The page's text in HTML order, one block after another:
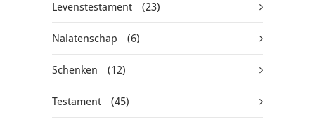
Levenstestament (23)
Nalatenschap (6)
Schenken (12)
Testament (45)